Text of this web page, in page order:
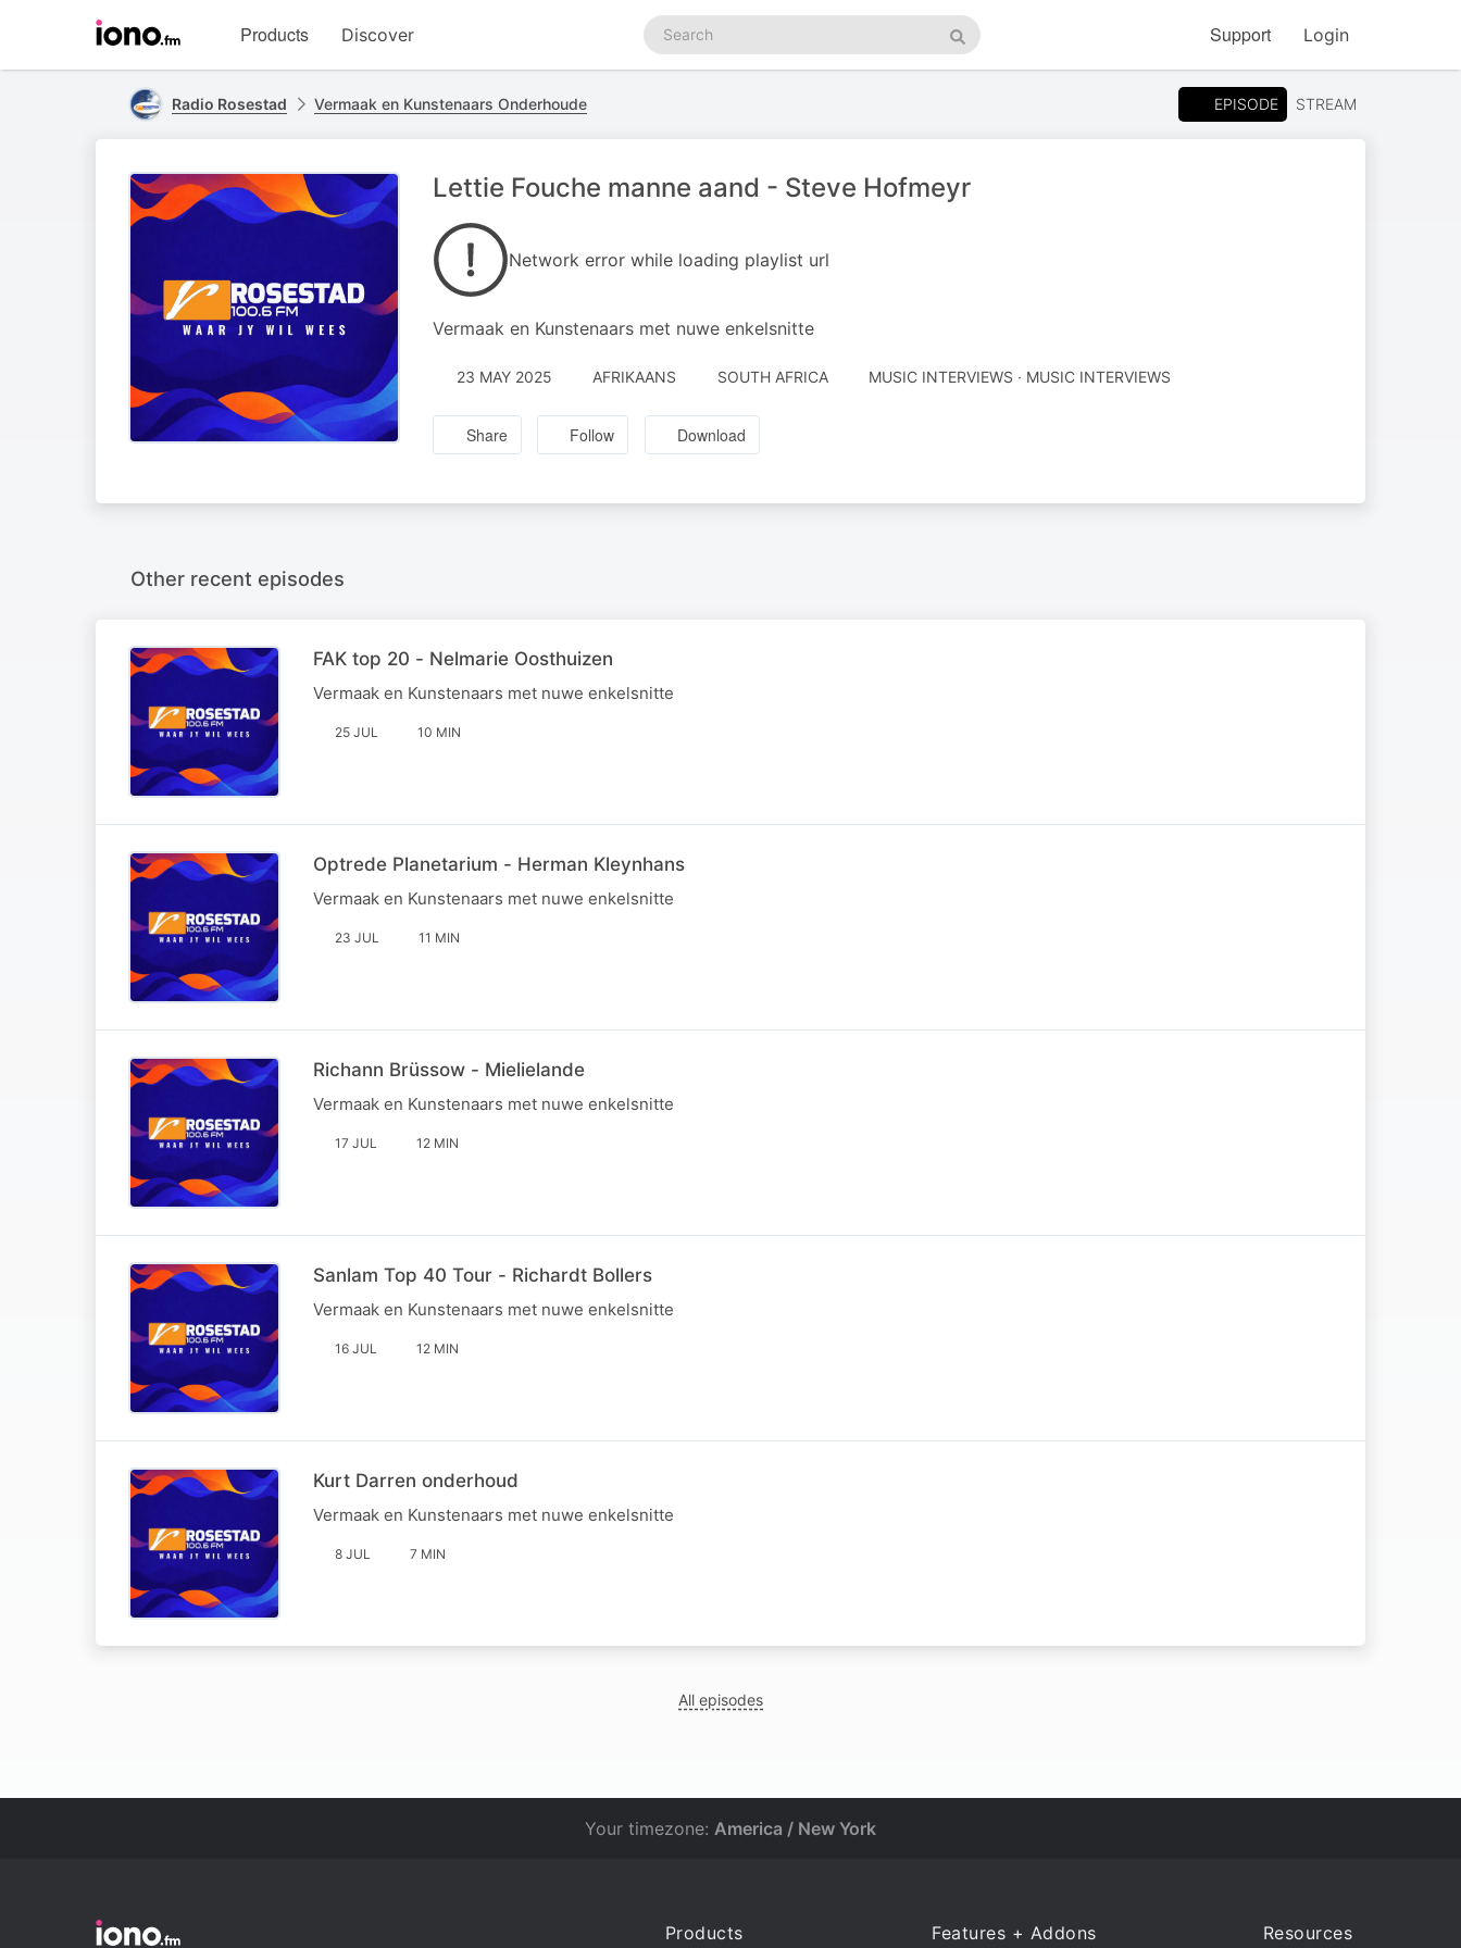
homepage
Products Discover
Search
podcasts
Search
Support Login
Radio Rosestad Vermaak en Kunstenaars Onderhoude EPISODE STREAM
Lettie Fouche manne aand - Steve Hofmeyr
Network error while loading playlist url
Vermaak en Kunstenaars met nuwe enkelsnitte
23 MAY 2025 AFRIKAANS SOUTH AFRICA MUSIC INTERVIEWS · MUSIC INTERVIEWS
Share Follow Download
Other recent episodes
FAK top 20 - Nelmarie Oosthuizen
Vermaak en Kunstenaars met nuwe enkelsnitte
25 JUL 10 MIN
Optrede Planetarium - Herman Kleynhans
Vermaak en Kunstenaars met nuwe enkelsnitte
23 JUL 11 MIN
Richann Brüssow - Mielielande
Vermaak en Kunstenaars met nuwe enkelsnitte
17 JUL 12 MIN
Sanlam Top 40 Tour - Richardt Bollers
Vermaak en Kunstenaars met nuwe enkelsnitte
16 JUL 12 MIN
Kurt Darren onderhoud
Vermaak en Kunstenaars met nuwe enkelsnitte
8 JUL 7 MIN
All episodes
Your timezone: America / New York
Products Features + Addons Resources